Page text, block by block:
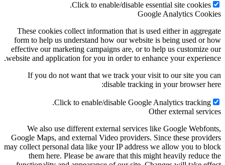
Click to enable/disable essential site cookies.
Google Analytics Cookies
These cookies collect information that is used either in aggregate
form to help us understand how our website is being used or how
effective our marketing campaigns are, or to help us customize our
website and application for you in order to enhance your experience.
If you do not want that we track your visit to our site you can
disable tracking in your browser here:
Click to enable/disable Google Analytics tracking.
Other external services
We also use different external services like Google Webfonts,
Google Maps, and external Video providers. Since these providers
may collect personal data like your IP address we allow you to block
them here. Please be aware that this might heavily reduce the